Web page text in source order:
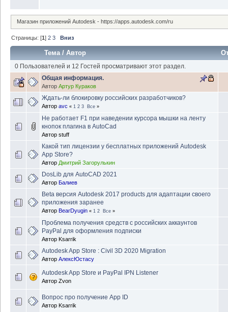
Магазин приложений Autodesk - https://apps.autodesk.com/ru
Страницы: [1]2 3 Вниз
Тема /Автор
0 Пользователей и 12 Гостей просматривают этот раздел.
Общая информация.
Автор Артур Кураков
Ждать-ли блокировку российских разработчиков?
Автор avc « 1 2 3 Все »
Не работает F1 при наведении курсора мышки на ленту
кнопок плагина в AutoCad
Автор stuff
Какой тип лицензии у бесплатных приложений Autodesk
App Store?
Автор Дмитрий Загорулькин
DosLib для AutoCAD 2021
Автор Балиев
Beta версия Autodesk 2017 products для адаптации своего
приложения заранее
Автор BearDyugin « 1 2 Все »
Проблема получения средств с российских аккаунтов
PayPal для оформления подписки
Автор Ksarrik
Autodesk App Store : Civil 3D 2020 Migration
Автор АлексЮстасу
Autodesk App Store и PayPal IPN Listener
Автор Zvon
Вопрос про получение App ID
Автор Ksarrik